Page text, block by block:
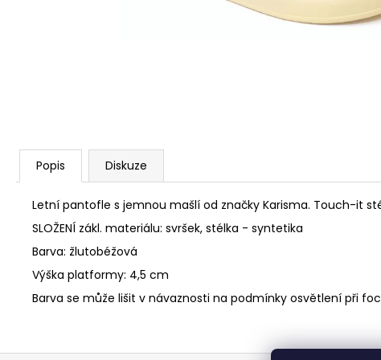
Popis Diskuze
Letní pantofle s jemnou mašlí od značky Karisma. Touch-it
SLOŽENÍ zákl. materiálu: svršek, stélka - syntetika
Barva: žlutobéžová
Výška platformy: 4,5 cm
Barva se může lišit v návaznosti na podmínky osvětlení při
3